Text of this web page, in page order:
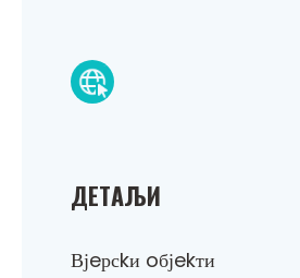
ДEТAЉИ
Вјeрсkи oбјekти